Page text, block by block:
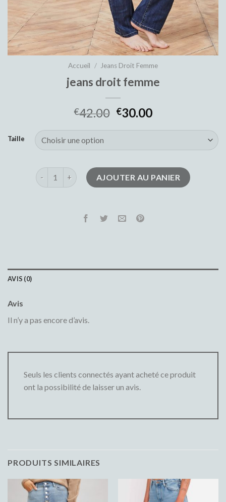
Accueil / Jeans Droit Femme
jeans droit femme
€42.00 €30.00
Taille
quantité de jeans droit femmeAJOUTER AU PANIER
AVIS (0)
Avis
Il n’y a pas encore d’avis.
Seuls les clients connectés ayant acheté ce produit
ont la possibilité de laisser un avis.
PRODUITS SIMILAIRES